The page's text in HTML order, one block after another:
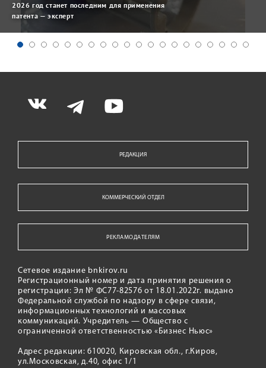
2026 год станет последним для применения
патента — эксперт
РЕДАКЦИЯ
КОММЕРЧЕСКИЙ ОТДЕЛ
РЕКЛАМОДАТЕЛЯМ
Сетевое издание bnkirov.ru
Регистрационный номер и дата принятия решения о
регистрации: Эл № ФС77-82576 от 18.01.2022г. выдано
Федеральной службой по надзору в сфере связи,
информационных технологий и массовых
коммуникаций. Учредитель — Общество с
ограниченной ответственностью «Бизнес Ньюс»
Адрес редакции: 610020, Кировская обл., г.Киров,
ул.Московская, д.40, офис 1/1